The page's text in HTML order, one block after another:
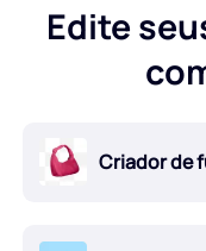
Edite
Criador de